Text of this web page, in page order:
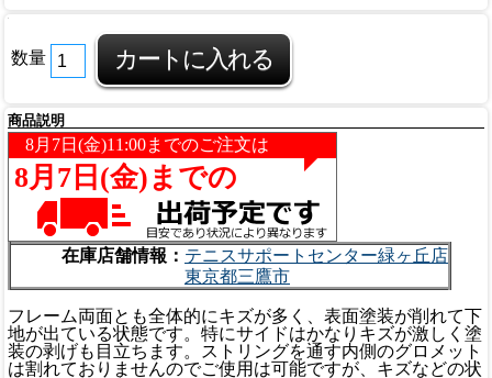
数量
商品説明
在庫店舗情報： テニスサポートセンター緑ヶ丘店
東京都三鷹市
フレーム両面とも全体的にキズが多く、表面塗装が削れて下
地が出ている状態です。特にサイドはかなりキズが激しく塗
装の剥げも目立ちます。ストリングを通す内側のグロメット
は割れておりませんのでご使用は可能ですが、キズなどの状